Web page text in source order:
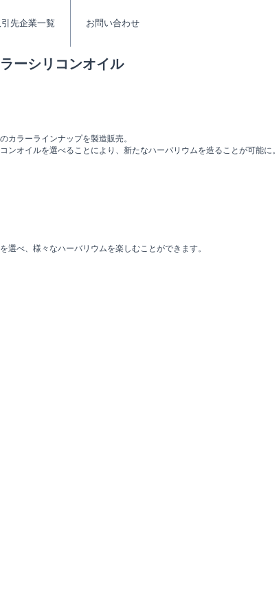
先企業一覧 お問い合わせ
ーシリコンオイル
カラーラインナップを製造販売。
ンオイルを選べることにより、新たなハーバリウムを造ることが可能に
選べ、様々なハーバリウムを楽しむことができます。